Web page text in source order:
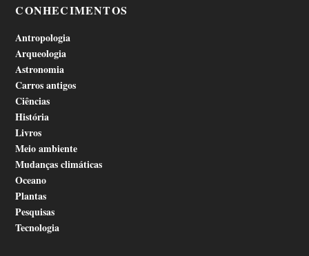
CONHECIMENTOS
Antropologia
Arqueologia
Astronomia
Carros antigos
Ciências
História
Livros
Meio ambiente
Mudanças climáticas
Oceano
Plantas
Pesquisas
Tecnologia